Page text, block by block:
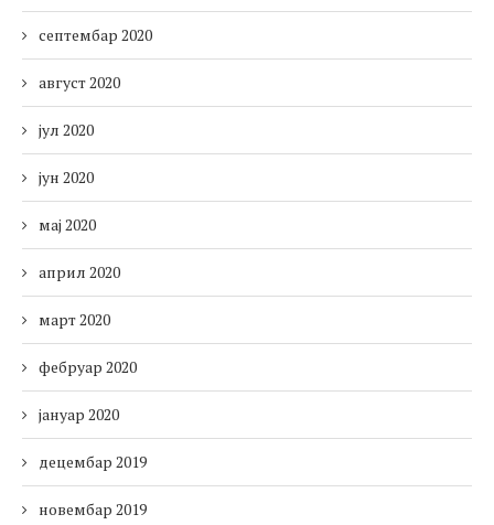
септембар 2020
август 2020
јул 2020
јун 2020
мај 2020
април 2020
март 2020
фебруар 2020
јануар 2020
децембар 2019
новембар 2019